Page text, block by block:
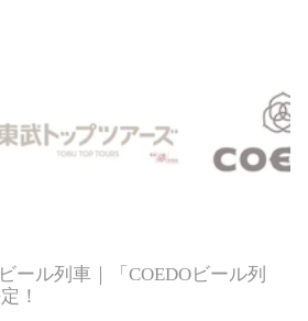
ール列車｜「COEDOビール列
！